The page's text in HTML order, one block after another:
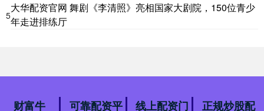
5
大华配资官网 舞剧《李清照》亮相国家大剧院，150位青少
年走进排练厅
财富牛 可靠配资平 线上配资门 正规炒股配